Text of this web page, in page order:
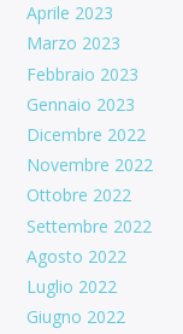
Aprile 2023
Marzo 2023
Febbraio 2023
Gennaio 2023
Dicembre 2022
Novembre 2022
Ottobre 2022
Settembre 2022
Agosto 2022
Luglio 2022
Giugno 2022